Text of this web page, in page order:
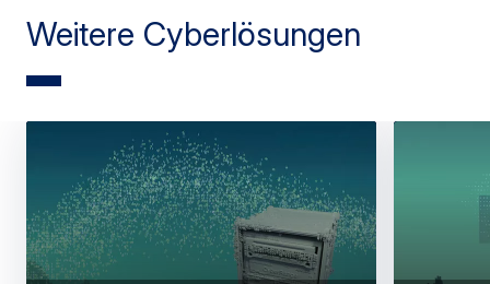
Weitere Cyberlösungen